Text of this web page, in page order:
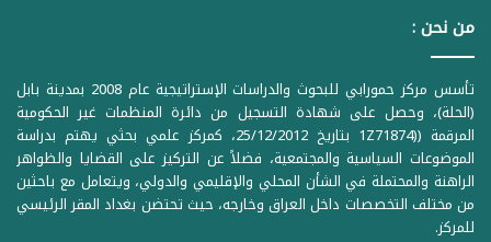
من نحن :
تأسس مركز حمورابي للبحوث والدراسات الإستراتيجية عام 2008 بمدينة بابل
(الحلة)، وحصل على شهادة التسجيل من دائرة المنظمات غير الحكومية
المرقمة ((1Z71874 بتاريخ 25/12/2012، كمركز علمي بحثي يهتم بدراسة
الموضوعات السياسية والمجتمعية، فضلاً عن التركيز على القضايا والظواهر
الراهنة والمحتملة في الشأن المحلي والإقليمي والدولي، ويتعامل مع باحثين
من مختلف التخصصات داخل العراق وخارجه، حيث تحتضن بغداد المقر الرئيسي
للمركز.